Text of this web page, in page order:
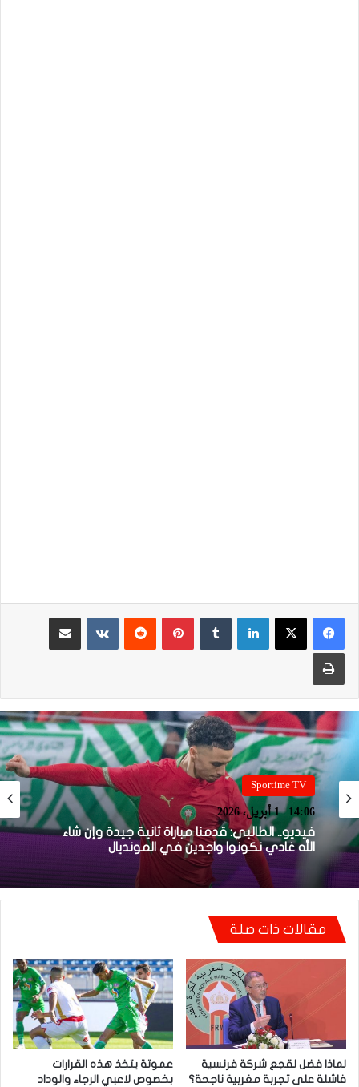
لينكدإن بينتيريست
مشاركة عبر البريد
طباعة
Sportime TV
14:06 | 1 أبريل، 2026
فيديو.. الطالبي: قدمنا مباراة ثانية جيدة وإن شاء
Sportime TV
14:05 | 1 أبريل، 2026
فيديو.. بونو: اللاعبين تعاملو مزيان مع المباراة وخا
مكانتش ساهلة وحنا كنحاولوا نركزوا باش نعاونوا
مقالات ذات صلة
لماذا فضل لقجع شركة فرنسية
فاشلة على تجربة مغربية ناجحة؟
عموتة يتخذ هذه القرارات
بخصوص لاعبي الرجاء والوداد